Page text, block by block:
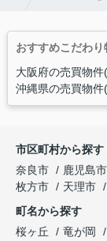
おすすめこだわり
大阪府の売買物件
沖縄県の売買物件
市区町村から探す
奈良市
鹿児島市
枚方市
天理市
町名から探す
桜ヶ丘
竜が岡